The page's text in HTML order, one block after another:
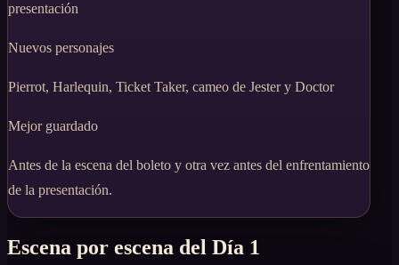
presentación
Nuevos personajes
Pierrot, Harlequin, Ticket Taker, cameo de Jester y Doctor
Mejor guardado
Antes de la escena del boleto y otra vez antes del enfrentamiento
de la presentación.
Escena por escena del Día 1